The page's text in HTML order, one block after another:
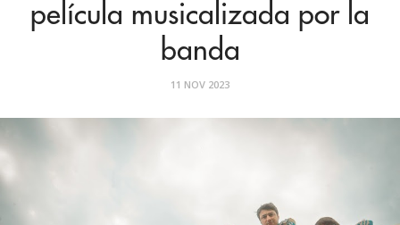
película musicalizada por la
banda
11 NOV 2023